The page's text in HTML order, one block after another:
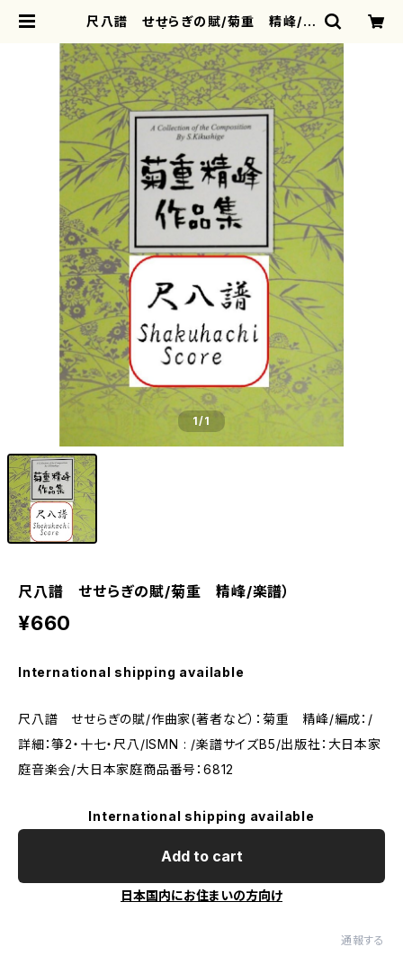
尺八譜 せせらぎの賦/菊重 精峰/楽
1/1
尺八譜 せせらぎの賦/菊重 精峰/楽譜）
¥660
International shipping available
尺八譜 せせらぎの賦/作曲家(著者など）：菊重 精峰/編成：/
詳細：箏2・十七・尺八/ISMN : /楽譜サイズB5/出版社：大日本家
庭音楽会/大日本家庭商品番号：6812
International shipping available
Add to cart
日本国内にお住まいの方向け
通報する